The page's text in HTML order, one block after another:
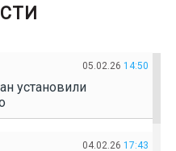
05.02.26 14:50
установили
04.02.26 17:43